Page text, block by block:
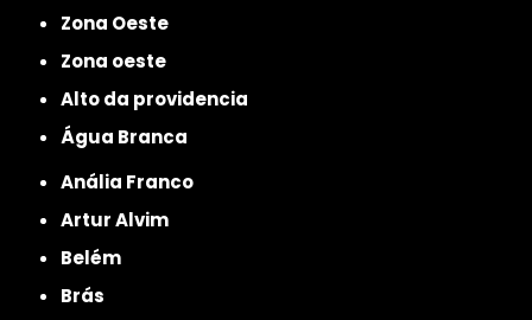
Zona Oeste
Zona oeste
alto da providencia
Água Branca
Anália Franco
Artur Alvim
Belém
Brás